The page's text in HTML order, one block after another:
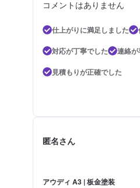
コメントはありません
仕上がりに満足しました
対応が丁寧でした
連絡
見積もりが正確でした
匿名さん
アウディ A3 | 板金塗装